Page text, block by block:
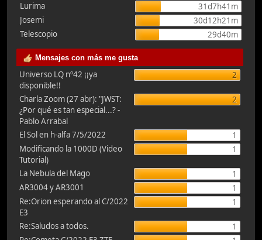
Lurima
31d7h41m
Josemi
30d12h21m
Telescopio
29d40m
Mensajes con más me gusta
Universo LQ nº42 ¡¡ya
disponible!!
2
Charla Zoom (27 abr): "JWST:
¿Por qué es tan especial...? -
Pablo Arrabal
2
El Sol en h-alfa 7/5/2022
1
Modificando la 1000D (Video
Tutorial)
1
La Nebula del Mago
1
AR3004 y AR3001
1
Re:Orion esperando al C/2022
E3
1
Re:Saludos a todos.
1